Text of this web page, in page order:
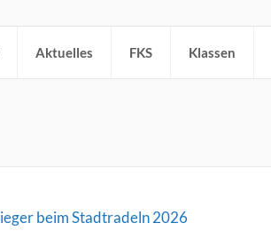
Aktuelles FKS Klassen
beim Stadtradeln 2026